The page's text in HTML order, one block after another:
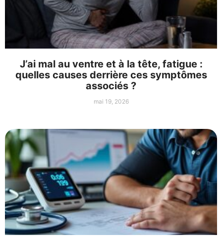
J’ai mal au ventre et à la tête, fatigue :
quelles causes derrière ces symptômes
associés ?
mai 19, 2026